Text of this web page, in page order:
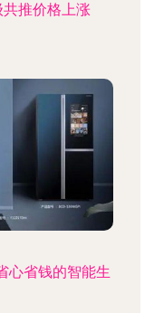
推价格上涨
心省钱的智能生